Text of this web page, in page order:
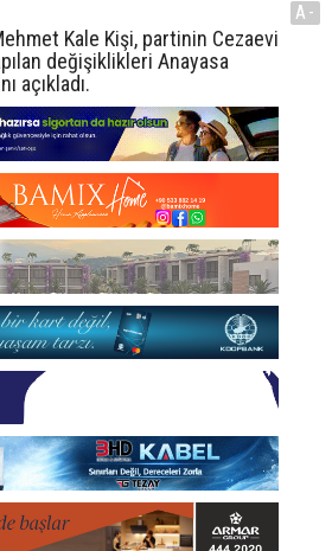
Kale Kişi, partinin Cezaevi
değişiklikleri Anayasa
açıkladı.
A-